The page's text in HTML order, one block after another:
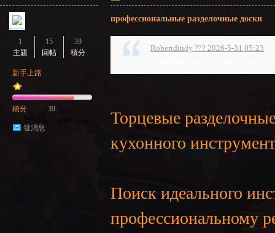
1
主題
15
回帖
39
積分
新手上路
積分 39
發消息
профессиональные разделочные доски
Robertdindy ??? 2026-5-31 05:23
Торцевые
кухонного
Поиск идеального
профессиональному